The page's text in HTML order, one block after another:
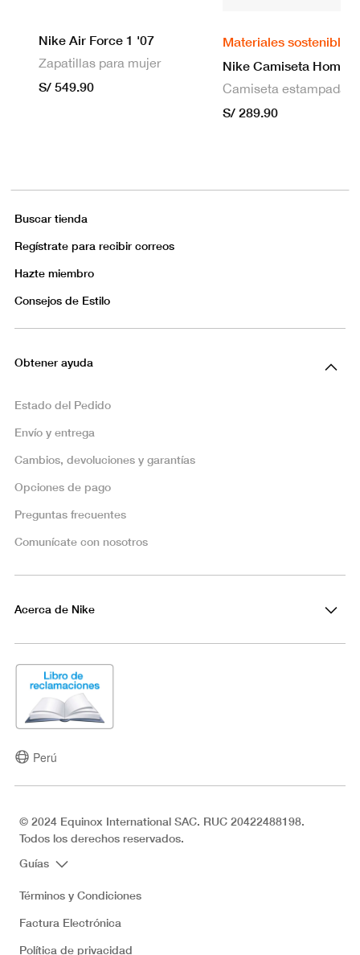
Nike Air Force 1 '07
Zapatillas para mujer
S/ 549.90
Materiales sostenibles
S/ 289.90
Buscar tienda
Regístrate para recibir correos
Hazte miembro
Consejos de Estilo
Obtener ayuda
Estado del Pedido
Envío y entrega
Cambios, devoluciones y garantías
Opciones de pago
Preguntas frecuentes
Comunícate con nosotros
Acerca de Nike
Perú
© 2024 Equinox International SAC. RUC 20422488198.
Todos los derechos reservados.
Guías
Términos y Condiciones
Factura Electrónica
Política de privacidad